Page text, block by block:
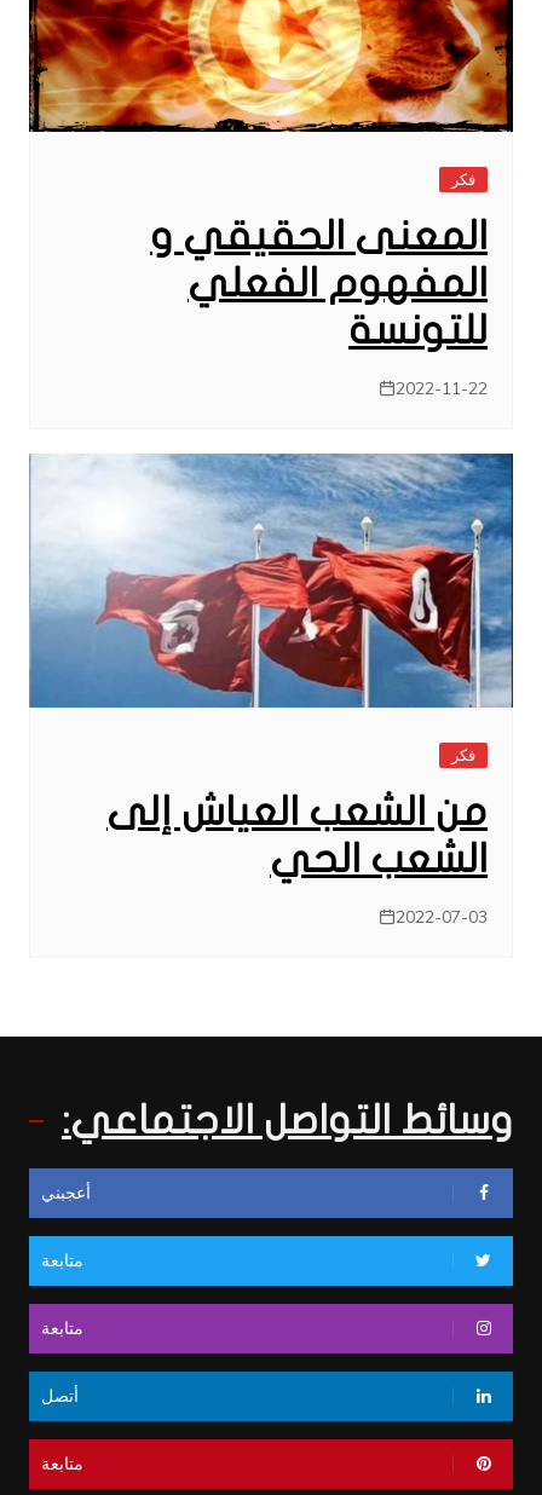
فكر
المعنى الحقيقي و
المفهوم الفعلي
للتونسة
2022-11-22
فكر
من الشعب العياش إلى
الشعب الحي
2022-07-03
وسائط التواصل الاجتماعي:
أعجبني
متابعة
متابعة
أتصل
متابعة